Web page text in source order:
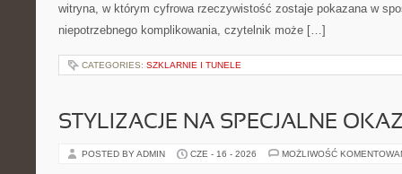
witryna, w którym cyfrowa rzeczywistość zostaje pokazana w
niepotrzebnego komplikowania, czytelnik może […]
CATEGORIES: SZKLARNIE I TUNELE
STYLIZACJE NA SPECJALNE
POSTED BY ADMIN CZE - 16 - 2026 MOŻLIWOŚĆ